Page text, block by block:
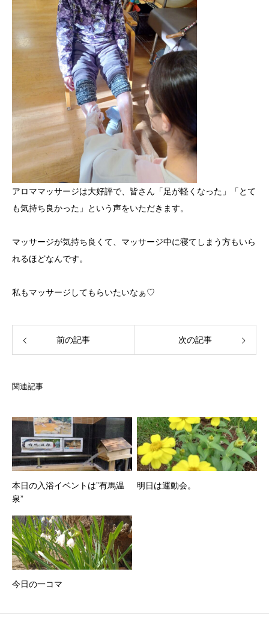
アロママッサージは大好評で、皆さん「足が軽くなった」「とて
も気持ち良かった」という声をいただきます。
マッサージが気持ち良くて、マッサージ中に寝てしまう方もいら
れるほどなんです。
私もマッサージしてもらいたいなぁ♡
前の記事 次の記事
関連記事
本日の入浴イベントは”有馬温
泉”
明日は運動会。
今日の一コマ